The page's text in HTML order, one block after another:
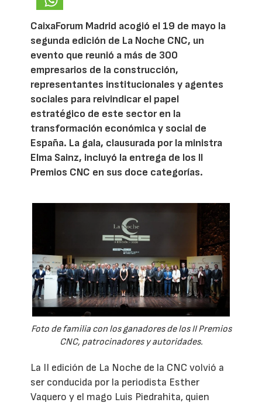
CaixaForum Madrid acogió el 19 de mayo la
segunda edición de La Noche CNC, un
evento que reunió a más de 300
empresarios de la construcción,
representantes institucionales y agentes
sociales para reivindicar el papel
estratégico de este sector en la
transformación económica y social de
España. La gala, clausurada por la ministra
Elma Sainz, incluyó la entrega de los II
Premios CNC en sus doce categorías.
Foto de familia con los ganadores de los II Premios
CNC, patrocinadores y autoridades.
La II edición de La Noche de la CNC volvió a
ser conducida por la periodista Esther
Vaquero y el mago Luis Piedrahita, quien